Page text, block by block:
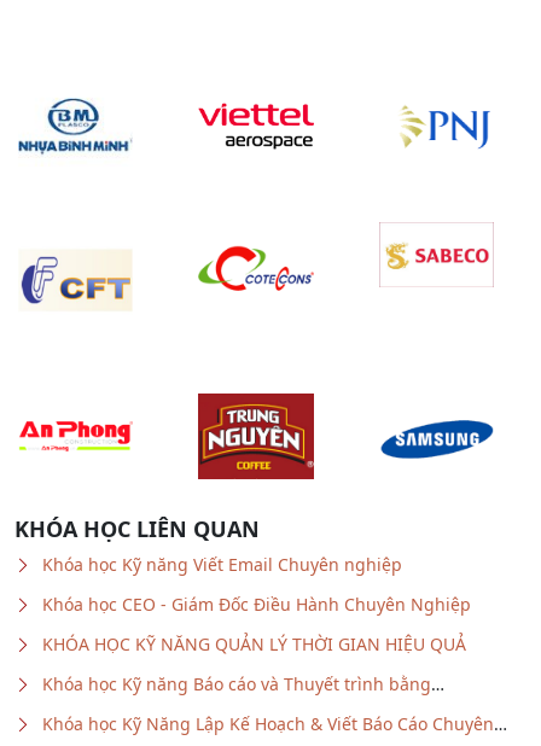
KHÓA HỌC LIÊN QUAN
Khóa học Kỹ năng Viết Email Chuyên nghiệp
Khóa học CEO - Giám Đốc Điều Hành Chuyên Nghiệp
KHÓA HỌC KỸ NĂNG QUẢN LÝ THỜI GIAN HIỆU QUẢ
Khóa học Kỹ năng Báo cáo và Thuyết trình bằng
Khóa học Kỹ Năng Lập Kế Hoạch & Viết Báo Cáo Chuyên